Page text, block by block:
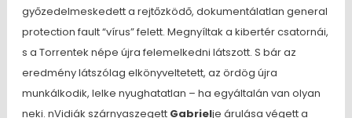
győzedelmeskedett a rejtőzködő, dokumentálatlan general
protection fault “vírus” felett. Megnyíltak a kibertér csatornái,
s a Torrentek népe újra felemelkedni látszott. S bár az
eredmény látszólag elkönyveltetett, az ördög újra
munkálkodik, lelke nyughatatlan – ha egyáltalán van olyan
neki. nVidiák szárnyaszegett Gabrielje árulása végett a